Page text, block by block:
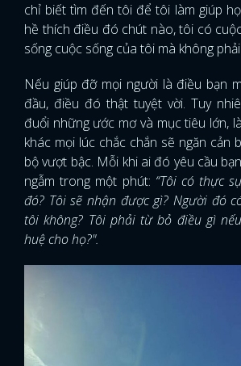
chỉ biết tìm đến tôi để tôi làm giúp
hề thích điều đó chút nào, tôi có
sống cuộc sống của tôi mà không
Nếu giúp đỡ mọi người là điều bạn
đầu, điều đó thật tuyệt vời. Tuy
đuổi những ước mơ và mục tiêu lớn,
khác mọi lúc chắc chắn sẽ ngăn cản
bộ vượt bậc. Mỗi khi ai đó yêu cầu
ngẫm trong một phút: “Tôi có thực
đó? Tôi sẽ nhận được gì? Người đó
tôi không? Tôi phải từ bỏ điều gì
huệ cho họ?".